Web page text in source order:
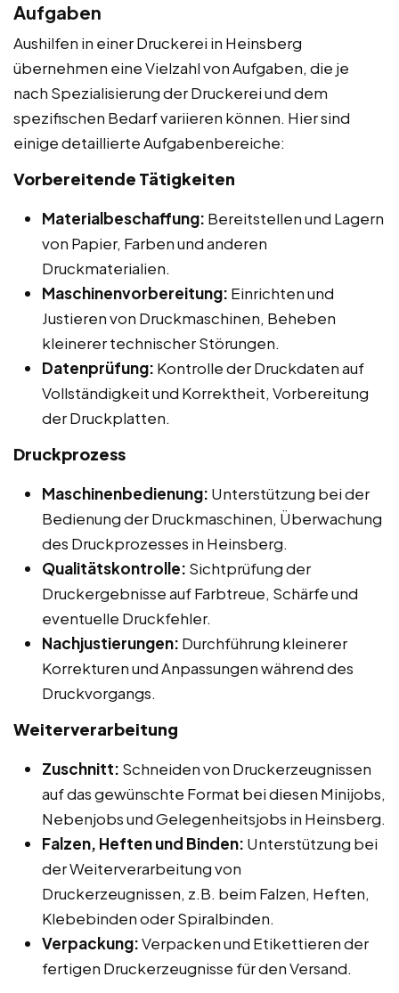
Aufgaben
Aushilfen in einer Druckerei in Heinsberg
übernehmen eine Vielzahl von Aufgaben, die je
nach Spezialisierung der Druckerei und dem
spezifischen Bedarf variieren können. Hier sind
einige detaillierte Aufgabenbereiche:
Vorbereitende Tätigkeiten
Materialbeschaffung: Bereitstellen und Lagern
von Papier, Farben und anderen
Druckmaterialien.
Maschinenvorbereitung: Einrichten und
Justieren von Druckmaschinen, Beheben
kleinerer technischer Störungen.
Datenprüfung: Kontrolle der Druckdaten auf
Vollständigkeit und Korrektheit, Vorbereitung
der Druckplatten.
Druckprozess
Maschinenbedienung: Unterstützung bei der
Bedienung der Druckmaschinen, Überwachung
des Druckprozesses in Heinsberg.
Qualitätskontrolle: Sichtprüfung der
Druckergebnisse auf Farbtreue, Schärfe und
eventuelle Druckfehler.
Nachjustierungen: Durchführung kleinerer
Korrekturen und Anpassungen während des
Druckvorgangs.
Weiterverarbeitung
Zuschnitt: Schneiden von Druckerzeugnissen
auf das gewünschte Format bei diesen Minijobs,
Nebenjobs und Gelegenheitsjobs in Heinsberg.
Falzen, Heften und Binden: Unterstützung bei
der Weiterverarbeitung von
Druckerzeugnissen, z.B. beim Falzen, Heften,
Klebebinden oder Spiralbinden.
Verpackung:Verpacken und Etikettieren der
fertigen Druckerzeugnisse für den Versand.